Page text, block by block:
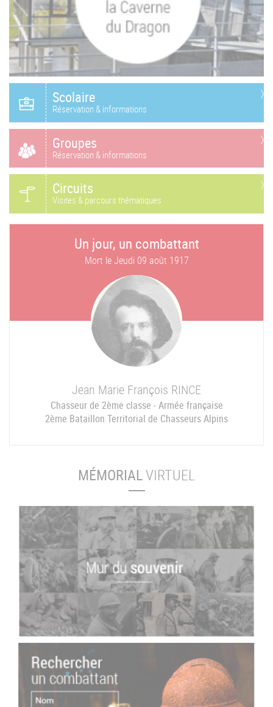
Scolaire
Réservation & informations
Groupes
Réservation & informations
Circuits
Visites & parcours thématiques
Un jour, un combattant
Mort leJeudi 09 août 1917
Jean Marie François RINCE
Chasseur de 2ème classe - Armée française
2ème Bataillon Territorial de Chasseurs Alpins
MÉMORIALVIRTUEL